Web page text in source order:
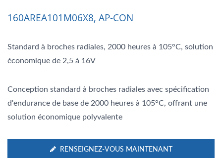
160AREA101M06X8, AP-CON
Standard à broches radiales, 2000 heures à 105°C, solution
économique de 2,5 à 16V
Conception standard à broches radiales avec spécification
d'endurance de base de 2000 heures à 105°C, offrant une
solution économique polyvalente
RENSEIGNEZ-VOUS MAINTENANT